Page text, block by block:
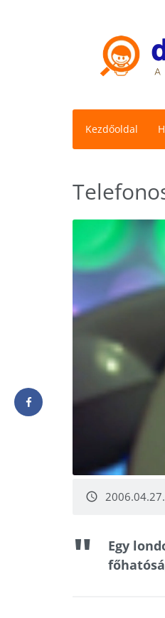
Kezdőoldal
access_time 2006.04.27.
Egy